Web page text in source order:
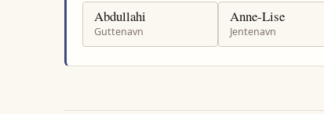
Abdullahi
Guttenavn
Anne-Lise
Jentenavn